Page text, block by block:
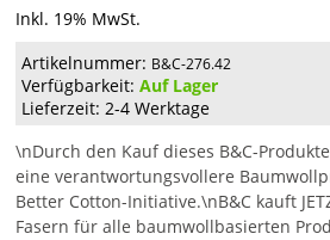
Inkl. 19% MwSt.
Artikelnummer: B&C-276.42
Verfügbarkeit:Auf Lager
Lieferzeit: 2-4 Werktage
\nDurch den Kauf dieses B&C-
eine verantwortungsvollere
Better Cotton-Initiative.\nB&C kauft
Fasern für alle baumwollbasierten